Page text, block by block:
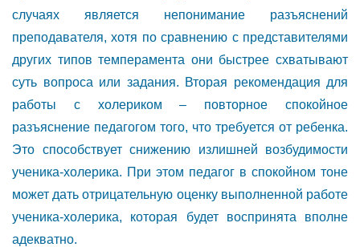
случаях является непонимание разъяснений
преподавателя, хотя по сравнению с представителями
других типов темперамента они быстрее схватывают
суть вопроса или задания. Вторая рекомендация для
работы с холериком – повторное спокойное
разъяснение педагогом того, что требуется от ребенка.
Это способствует снижению излишней возбудимости
ученика-холерика. При этом педагог в спокойном тоне
может дать отрицательную оценку выполненной работе
ученика-холерика, которая будет воспринята вполне
адекватно.